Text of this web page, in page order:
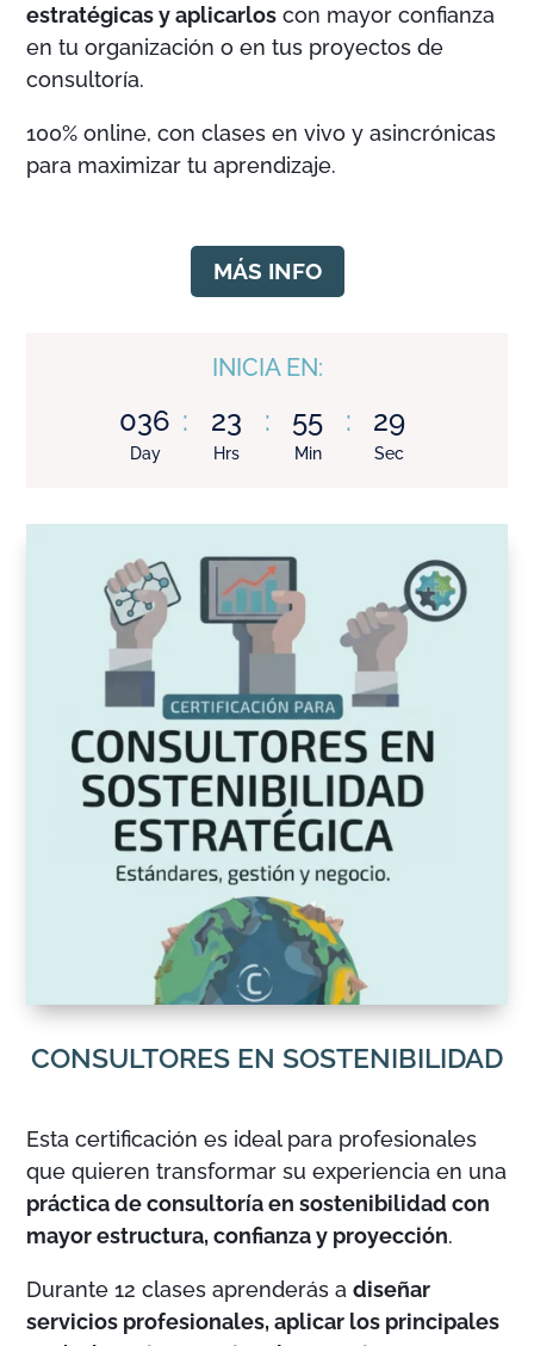
estratégicas y aplicarlos con mayor confianza
en tu organización o en tus proyectos de
consultoría.
100% online, con clases en vivo y asincrónicas
para maximizar tu aprendizaje.
MÁS INFO
INICIA EN:
036
Day
: 23
Hrs
: 55
Min
: 28
Sec
CONSULTORES EN SOSTENIBILIDAD
Esta certificación es ideal para profesionales
que quieren transformar su experiencia en una
práctica de consultoría en sostenibilidad con
mayor estructura, confianza y proyección.
Durante 12 clases aprenderás adiseñar
servicios profesionales, aplicar los principales